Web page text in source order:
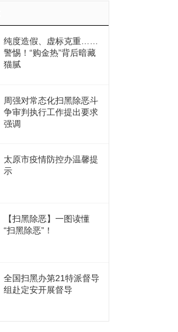
纯度造假、虚标克重……
警惕！“购金热”背后暗藏
猫腻
周强对常态化扫黑除恶斗
争审判执行工作提出要求
强调
太原市疫情防控办温馨提
示
【扫黑除恶】一图读懂
“扫黑除恶”！
全国扫黑办第21特派督导
组赴定安开展督导